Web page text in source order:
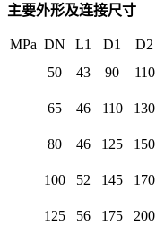
主要外形及连接尺寸
MPa DN L1 D1 D2
50
43 90 110
65 46 110 130
80 46 125 150
100 52 145 170
125 56 175 200